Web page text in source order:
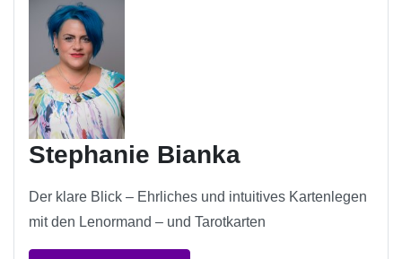
Stephanie Bianka
Der klare Blick – Ehrliches und intuitives Kartenlegen
mit den Lenormand – und Tarotkarten